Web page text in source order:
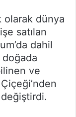
olarak dünya
satılan
dahil
doğada
ve